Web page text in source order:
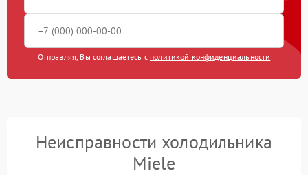
Отправляя, Вы соглашаетесь с политикой конфиденциальности
Неисправности холодильника
Miele